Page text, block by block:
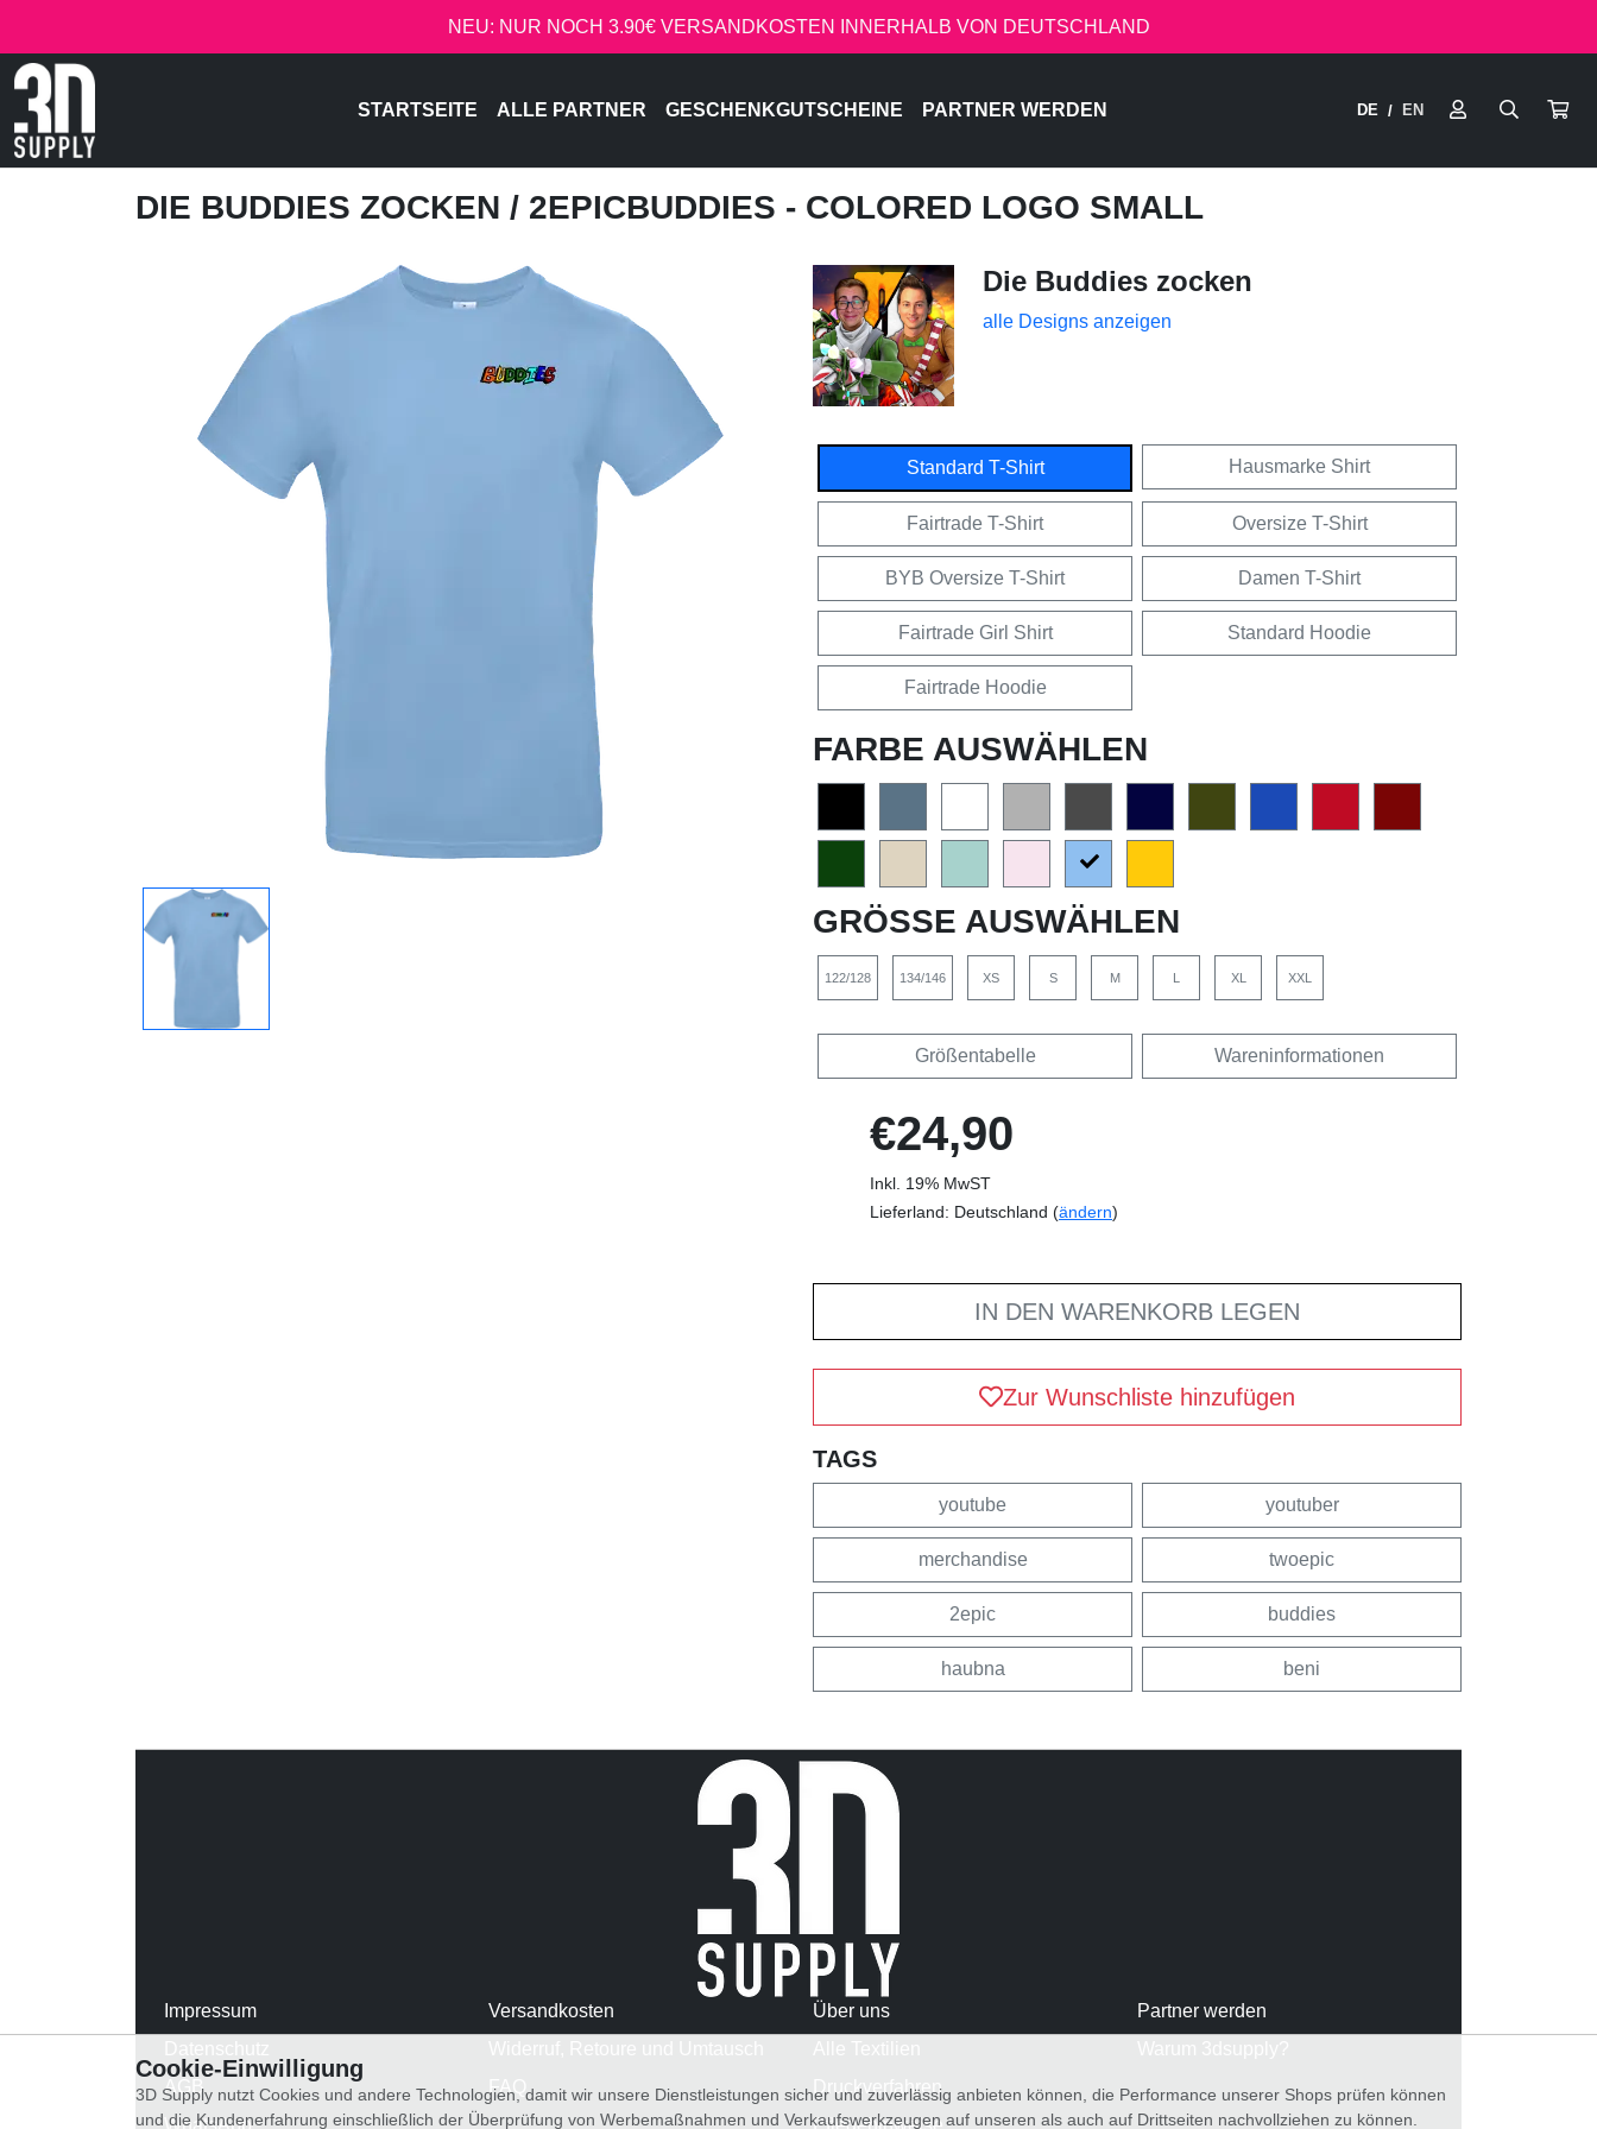
NEU: NUR NOCH 3.90€ VERSANDKOSTEN INNERHALB VON DEUTSCHLAND
STARTSEITE ALLE PARTNER GESCHENKGUTSCHEINE PARTNER WERDEN DE / EN
DIE BUDDIES ZOCKEN / 2EPICBUDDIES - COLORED LOGO SMALL
Die Buddies zocken
alle Designs anzeigen
Standard T-Shirt Hausmarke Shirt
Fairtrade T-Shirt Oversize T-Shirt
BYB Oversize T-Shirt Damen T-Shirt
Fairtrade Girl Shirt Standard Hoodie
Fairtrade Hoodie
FARBE AUSWÄHLEN
GRÖSSE AUSWÄHLEN
122/128 134/146 XS S M L XL XXL
Größentabelle Wareninformationen
€24,90
Inkl. 19% MwST
Lieferland: Deutschland (ändern)
IN DEN WARENKORB LEGEN
Zur Wunschliste hinzufügen
TAGS
youtube youtuber
merchandise twoepic
2epic buddies
haubna beni
Impressum
AGB
WhatsApp
Versandkosten
FAQ
Über uns
Druckverfahren
Pflegehinweise
Partner werden
Cookie-Einwilligung
3D Supply nutzt Cookies und andere Technologien, damit wir unsere Dienstleistungen sicher und zuverlässig anbieten können, die Performance unserer Shops prüfen können
und die Kundenerfahrung einschließlich der Überprüfung von Werbemaßnahmen und Verkaufswerkzeugen auf unseren als auch auf Drittseiten nachvollziehen zu können.